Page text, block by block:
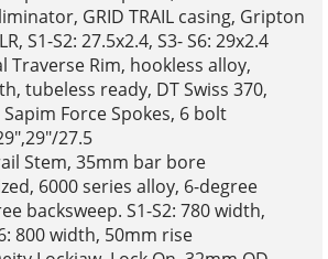
GRID TRAIL casing, Gripton
S1-S2: 27.5x2.4, S3- S6: 29x2.4
Traverse Rim, hookless alloy,
tubeless ready, DT Swiss 370,
Force Spokes, 6 bolt
27.5
Stem, 35mm bar bore
6000 series alloy, 6-degree
backsweep. S1-S2: 780 width,
800 width, 50mm rise